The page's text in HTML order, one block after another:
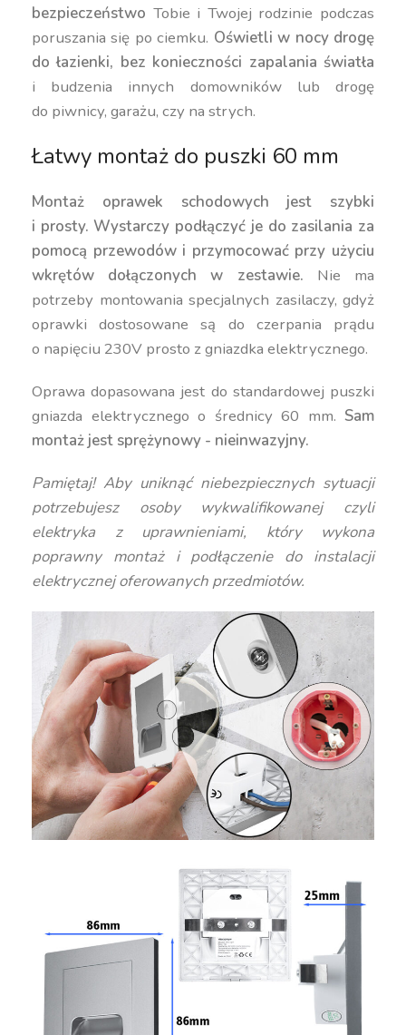
bezpieczeństwo Tobie i Twojej rodzinie podczas
poruszania się po ciemku. Oświetli w nocy drogę
do łazienki, bez konieczności zapalania światła
i budzenia innych domowników lub drogę
do piwnicy, garażu, czy na strych.
Łatwy montaż do puszki 60 mm
Montaż oprawek schodowych jest szybki
i prosty. Wystarczy podłączyć je do zasilania za
pomocą przewodów i przymocować przy użyciu
wkrętów dołączonych w zestawie. Nie ma
potrzeby montowania specjalnych zasilaczy, gdyż
oprawki dostosowane są do czerpania prądu
o napięciu 230V prosto z gniazdka elektrycznego.
Oprawa dopasowana jest do standardowej puszki
gniazda elektrycznego o średnicy 60 mm. Sam
montaż jest sprężynowy - nieinwazyjny.
Pamiętaj! Aby uniknąć niebezpiecznych sytuacji
potrzebujesz osoby wykwalifikowanej czyli
elektryka z uprawnieniami, który wykona
poprawny montaż i podłączenie do instalacji
elektrycznej oferowanych przedmiotów.